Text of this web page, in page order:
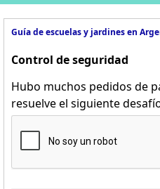
Guía de escuelas y jardines en
Control de seguridad
Hubo muchos pedidos de
resuelve el siguiente